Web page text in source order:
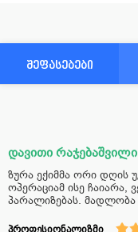
შეფასებები
დავითი რაჯებაშვილი
ზურა ექიმმა ორი დღის
ოპერაციამ ისე ჩაიარა,
პარალიზებას. მადლობა
პროფესიონალიზმი